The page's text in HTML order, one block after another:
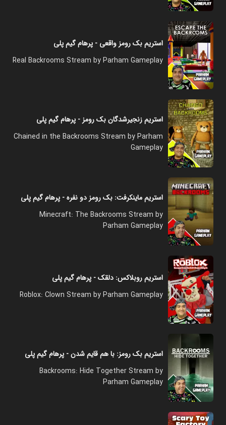
استریم بک رومز واقعی - پرهام گیم پلی
Real Backrooms Stream by Parham Gameplay
استریم زنجیرشدگان بک رومز - پرهام گیم پلی
Chained in the Backrooms Stream by Parham
Gameplay
استریم ماینکرفت: بک رومز دو نفره - پرهام گیم پلی
Minecraft: The Backrooms Stream by
Parham Gameplay
استریم روبلاکس: دلقک - پرهام گیم پلی
Roblox: Clown Stream by Parham Gameplay
استریم بک رومز: با هم قایم شدن - پرهام گیم پلی
Backrooms: Hide Together Stream by
Parham Gameplay